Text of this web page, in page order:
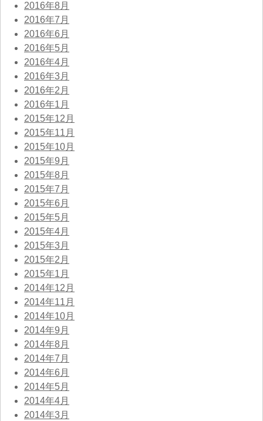
2016年8月
2016年7月
2016年6月
2016年5月
2016年4月
2016年3月
2016年2月
2016年1月
2015年12月
2015年11月
2015年10月
2015年9月
2015年8月
2015年7月
2015年6月
2015年5月
2015年4月
2015年3月
2015年2月
2015年1月
2014年12月
2014年11月
2014年10月
2014年9月
2014年8月
2014年7月
2014年6月
2014年5月
2014年4月
2014年3月